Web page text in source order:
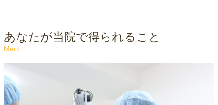
あなたが当院で得られること
Merit